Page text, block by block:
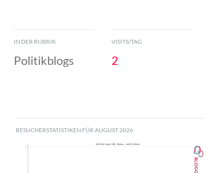
IN DER RUBRIK
Politikblogs
VISITS/TAG
2
BESUCHERSTATISTIKEN FÜR AUGUST 2026